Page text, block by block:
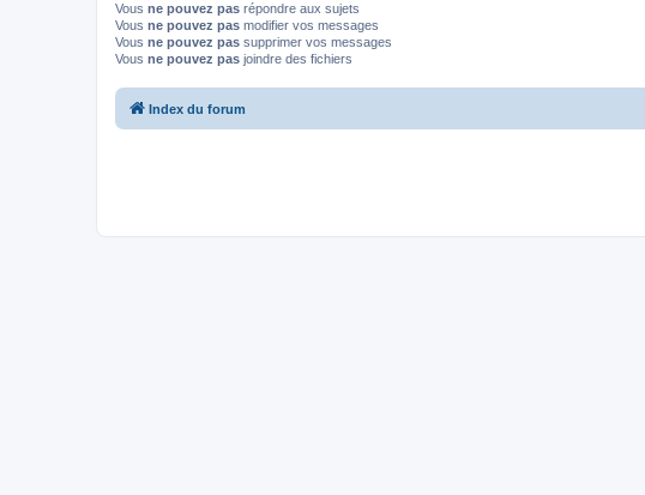
Vous ne pouvez pas répondre aux sujets
Vous ne pouvez pas modifier vos messages
Vous ne pouvez pas supprimer vos messages
Vous ne pouvez pas joindre des fichiers
Index du forum